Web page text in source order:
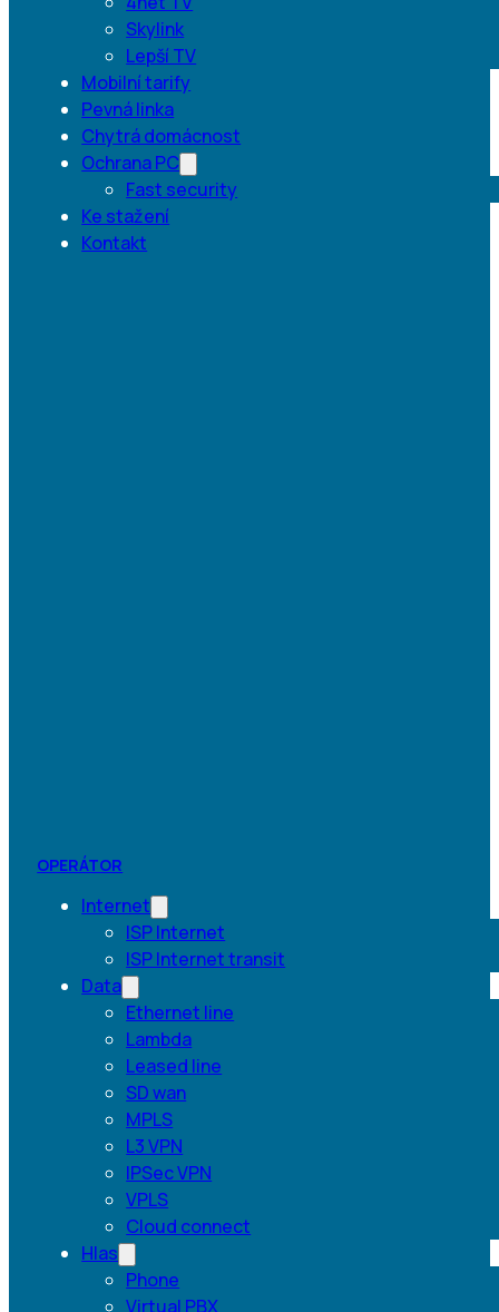
Skylink
Lepší TV
Mobilní tarify
Pevná linka
Chytrá domácnost
Ochrana PC
Fast security
Ke stažení
Kontakt
OPERÁTOR
Internet
ISP Internet
ISP Internet transit
Data
Ethernet line
Lambda
Leased line
SD wan
MPLS
L3 VPN
IPSec VPN
VPLS
Cloud connect
Hlas
Phone
Virtual PBX